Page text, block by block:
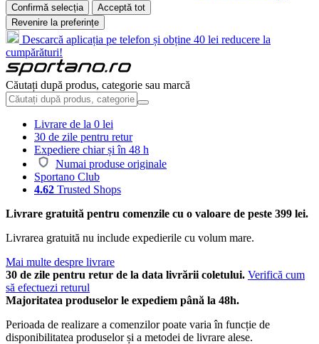
Confirmă selecția
Acceptă tot
Revenire la preferințe
Descarcă aplicația pe telefon și obține 40 lei reducere la
cumpărături!
Căutați după produs, categorie sau marcă
Livrare de la 0 lei
30 de zile pentru retur
Expediere chiar și în 48 h
Numai produse originale
Sportano Club
4.62 Trusted Shops
Livrare gratuită pentru comenzile cu o valoare de peste 399 lei.
Livrarea gratuită nu include expedierile cu volum mare.
Mai multe despre livrare
30 de zile pentru retur de la data livrării coletului. Verifică cum
să efectuezi returul
Majoritatea produselor le expediem până la 48h.
Perioada de realizare a comenzilor poate varia în funcție de
disponibilitatea produselor și a metodei de livrare alese.